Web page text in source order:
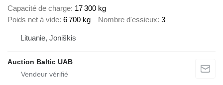
Capacité de charge 17 300 kg
Poids net à vide 6 700 kg Nombre d'essieux 3
Lituanie, Joniškis
Auction Baltic UAB